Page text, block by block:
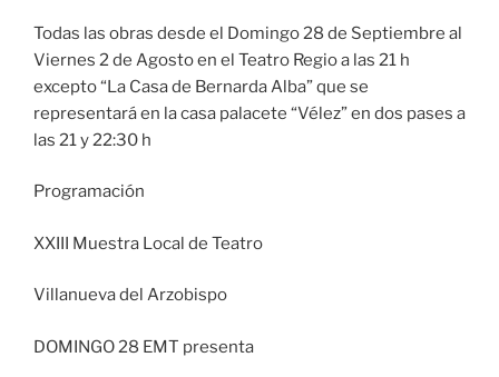
Todas las obras desde el Domingo 28 de Septiembre al
Viernes 2 de Agosto en el Teatro Regio a las 21 h
excepto “La Casa de Bernarda Alba” que se
representará en la casa palacete “Vélez” en dos pases a
las 21 y 22:30 h
Programación
XXIII Muestra Local de Teatro
Villanueva del Arzobispo
DOMINGO 28 EMT presenta